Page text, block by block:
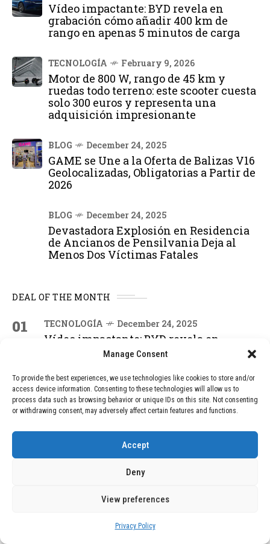
Manage Consent
To provide the best experiences, we use technologies like cookies to store and/or
access device information. Consenting to these technologies will allow us to
process data such as browsing behavior or unique IDs on this site. Not consenting
or withdrawing consent, may adversely affect certain features and functions.
Accept
Deny
View preferences
Privacy Policy
Vídeo impactante: BYD revela en
grabación cómo añadir 400 km de
rango en apenas 5 minutos de carga
TECNOLOGÍA February 9, 2026
Motor de 800 W, rango de 45 km y
ruedas todo terreno: este scooter cuesta
solo 300 euros y representa una
adquisición impresionante
BLOG December 24, 2025
GAME se Une a la Oferta de Balizas V16
Geolocalizadas, Obligatorias a Partir de
2026
BLOG December 24, 2025
Devastadora Explosión en Residencia
de Ancianos de Pensilvania Deja al
Menos Dos Víctimas Fatales
DEAL OF THE MONTH
01 TECNOLOGÍA December 24, 2025
Vídeo impactante: BYD revela en
grabación cómo añadir 400 km de rango
en apenas 5 minutos de carga
02 TECNOLOGÍA February 9, 2026
ruedas todo terreno: este scooter cuesta
solo 300 euros y representa una
adquisición impresionante
December 24, 2025
Geolocalizadas, Obligatorias a Partir de